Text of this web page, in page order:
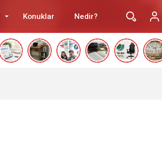
Konuklar Nedir?